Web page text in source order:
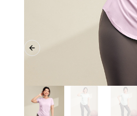
Previous slide